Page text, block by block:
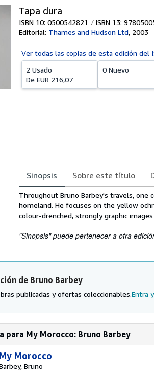
Tapa dura
ISBN 10: 0500542821
ISBN 13:
Editorial: Thames and Hudson Ltd, 2003
Ver todas las copias de esta edición del
2 Usado
De EUR 216,07
0 Nuevo
Sinopsis Sobre este título
Sinopsis
Throughout Bruno Barbey's travels, one
homeland. He focuses on the yellow
colour-drenched, strongly graphic
"Sinopsis" puede pertenecer a otra
de Bruno Barbey
publicadas y ofertas coleccionables.Entra
para My Morocco: Bruno Barbey
My Morocco
Bruno